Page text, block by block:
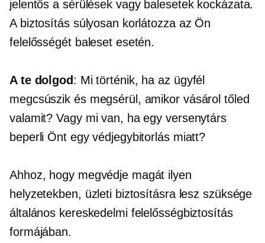
jelentős a sérülések vagy balesetek kockázata.
A biztosítás súlyosan korlátozza az Ön
felelősségét baleset esetén.
A te dolgod: Mi történik, ha az ügyfél
megcsúszik és megsérül, amikor vásárol tőled
valamit? Vagy mi van, ha egy versenytárs
beperli Önt egy védjegybitorlás miatt?
Ahhoz, hogy megvédje magát ilyen
helyzetekben, üzleti biztosításra lesz szüksége
általános kereskedelmi felelősségbiztosítás
formájában.